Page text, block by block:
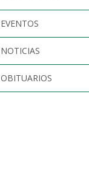
EVENTOS
NOTICIAS
OBITUARIOS